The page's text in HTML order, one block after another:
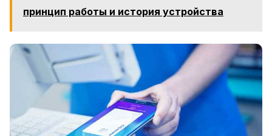
принцип работы и история устройства